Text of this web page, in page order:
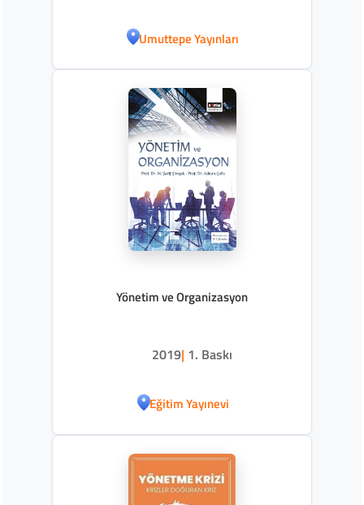
Umuttepe Yayınları
Yönetim ve Organizasyon
2019| 1. Baskı
Eğitim Yayınevi